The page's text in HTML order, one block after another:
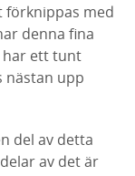
förknippas med
denna fina
har ett tunt
nästan upp
del av detta
av det är